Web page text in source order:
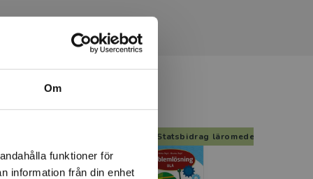
Om
funktioner för
information från din enhet
Statsbidrag läromedel